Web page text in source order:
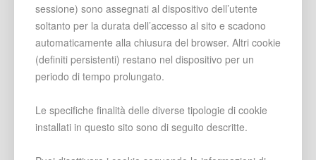
sessione) sono assegnati al dispositivo dell’utente
soltanto per la durata dell’accesso al sito e scadono
automaticamente alla chiusura del browser. Altri cookie
(definiti persistenti) restano nel dispositivo per un
periodo di tempo prolungato.
Le specifiche finalità delle diverse tipologie di cookie
installati in questo sito sono di seguito descritte.